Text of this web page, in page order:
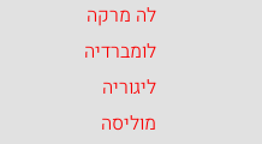
לה מרקה
לומברדיה
ליגוריה
מוליסה